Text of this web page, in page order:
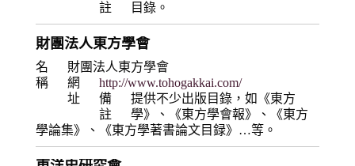
註
目錄。
財團法人東方學會
名
稱
財團法人東方學會
網
址
http://www.tohogakkai.com/
備
註
提供不少出版目錄，如《東方
學》、《東方學會報》、《東方
學論集》、《東方學著書論文目録》…等。